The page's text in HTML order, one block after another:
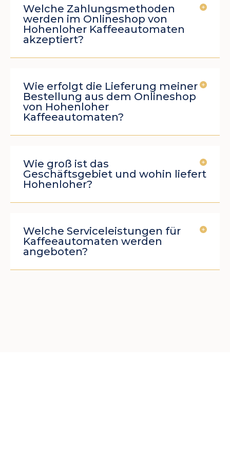
Welche Zahlungsmethoden
werden im Onlineshop von
Hohenloher Kaffeeautomaten
akzeptiert?
Wie erfolgt die Lieferung meiner
Bestellung aus dem Onlineshop
von Hohenloher
Kaffeeautomaten?
Wie groß ist das
Geschäftsgebiet und wohin liefert
Hohenloher?
Welche Serviceleistungen für
Kaffeeautomaten werden
angeboten?